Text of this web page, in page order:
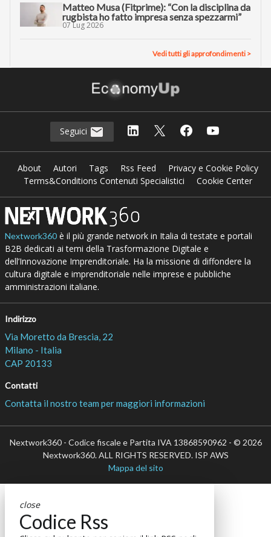
Matteo Musa (Fitprime): “Con la disciplina da
rugbista ho fatto impresa senza spezzarmi”
07 Lug 2026
Vedi tutti gli approfondimenti >
Seguici
About Autori Tags Rss Feed
Privacy e Cookie Policy
Terms&Conditions Contenuti Specialistici
Cookie Center
Nextwork360è il più grande network in Italia di testate e portali
B2B dedicati ai temi della Trasformazione Digitale e
dell’Innovazione Imprenditoriale. Ha la missione di diffondere la
cultura digitale e imprenditoriale nelle imprese e pubbliche
amministrazioni italiane.
Indirizzo
Via Moretto da Brescia, 22
Milano - Italia
CAP 20133
Contatti
Contatta il nostro team per maggiori informazioni
Nextwork360 - Codice fiscale e Partita IVA 13868590962 - © 2026
Nextwork360. ALL RIGHTS RESERVED. ISP AWS
Mappa del sito
close
Codice Rss